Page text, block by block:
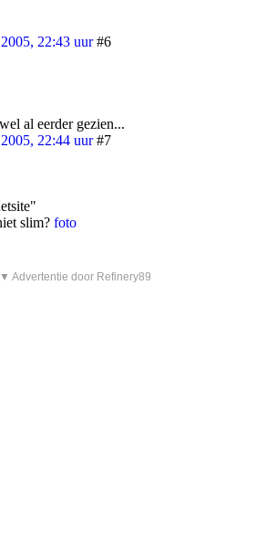
22:43 uur #6
al eerder gezien...
22:44 uur #7
slim? foto
▼ Advertentie door Refinery89